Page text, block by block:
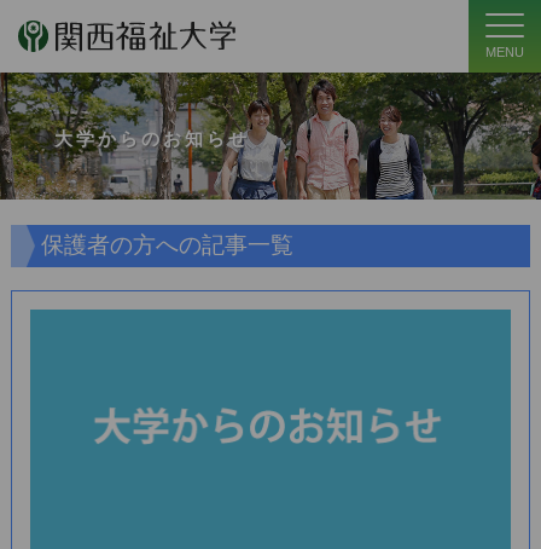
MENU
大学からのお知らせ
保護者の方への記事一覧